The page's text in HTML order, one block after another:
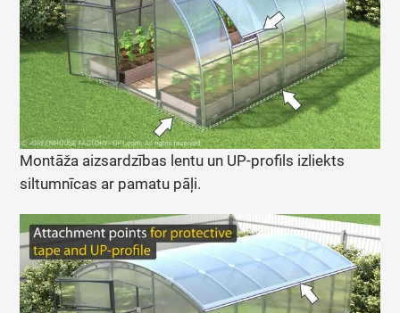
Montāža aizsardzības lentu un UP-profils izliekts
siltumnīcas ar pamatu pāļi.